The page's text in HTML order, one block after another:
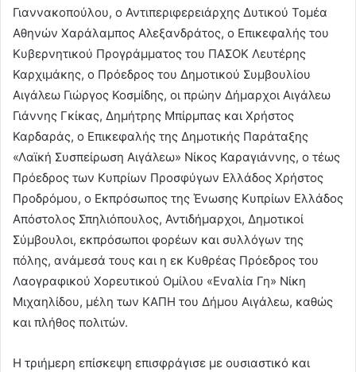
Γιαννακοπούλου, ο Αντιπεριφερειάρχης Δυτικού Τομέα
Αθηνών Χαράλαμπος Αλεξανδράτος, ο Επικεφαλής του
Κυβερνητικού Προγράμματος του ΠΑΣΟΚ Λευτέρης
Καρχιμάκης, ο Πρόεδρος του Δημοτικού Συμβουλίου
Αιγάλεω Γιώργος Κοσμίδης, οι πρώην Δήμαρχοι Αιγάλεω
Γιάννης Γκίκας, Δημήτρης Μπίρμπας και Χρήστος
Καρδαράς, ο Επικεφαλής της Δημοτικής Παράταξης
«Λαϊκή Συσπείρωση Αιγάλεω» Νίκος Καραγιάννης, ο τέως
Πρόεδρος των Κυπρίων Προσφύγων Ελλάδος Χρήστος
Προδρόμου, ο Εκπρόσωπος της Ένωσης Κυπρίων Ελλάδος
Απόστολος Σπηλιόπουλος, Αντιδήμαρχοι, Δημοτικοί
Σύμβουλοι, εκπρόσωποι φορέων και συλλόγων της
πόλης, ανάμεσά τους και η εκ Κυθρέας Πρόεδρος του
Λαογραφικού Χορευτικού Ομίλου «Εναλία Γη» Νίκη
Μιχαηλίδου, μέλη των ΚΑΠΗ του Δήμου Αιγάλεω, καθώς
και πλήθος πολιτών.
Η τριήμερη επίσκεψη επισφράγισε με ουσιαστικό και